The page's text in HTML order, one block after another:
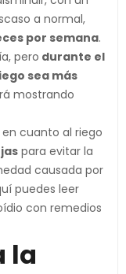
a normal,
por semana.
pero durante el
sea más
mostrando
cuanto al riego
para evitar la
causada por
puedes leer
con remedios
la